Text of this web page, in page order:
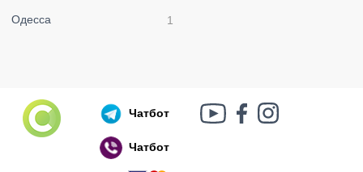
Російський воєнний корабель, іди нах..й!
Одесса 1
Чатбот
Чатбот